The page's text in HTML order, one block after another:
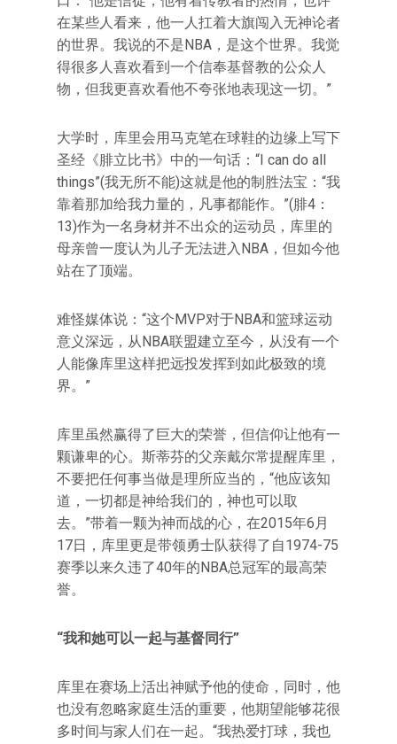
在某些人看来，他一人扛着大旗闯入无神论者
的世界。我说的不是NBA，是这个世界。我觉
得很多人喜欢看到一个信奉基督教的公众人
物，但我更喜欢看他不夸张地表现这一切。”
大学时，库里会用马克笔在球鞋的边缘上写下
圣经《腓立比书》中的一句话：“I can do all
things”(我无所不能)这就是他的制胜法宝：“我
靠着那加给我力量的，凡事都能作。”(腓4：
13)作为一名身材并不出众的运动员，库里的
母亲曾一度认为儿子无法进入NBA，但如今他
站在了顶端。
难怪媒体说：“这个MVP对于NBA和篮球运动
意义深远，从NBA联盟建立至今，从没有一个
人能像库里这样把远投发挥到如此极致的境
界。”
库里虽然赢得了巨大的荣誉，但信仰让他有一
颗谦卑的心。斯蒂芬的父亲戴尔常提醒库里，
不要把任何事当做是理所应当的，“他应该知
道，一切都是神给我们的，神也可以取
去。”带着一颗为神而战的心，在2015年6月
17日，库里更是带领勇士队获得了自1974-75
赛季以来久违了40年的NBA总冠军的最高荣
誉。
“我和她可以一起与基督同行”
库里在赛场上活出神赋予他的使命，同时，他
也没有忽略家庭生活的重要，他期望能够花很
多时间与家人们在一起。“我热爱打球，我也